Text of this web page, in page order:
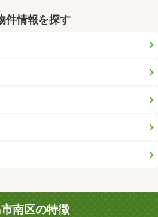
件情報を探す
南区の特徴